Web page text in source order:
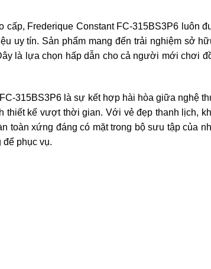
cấp, Frederique Constant FC-315BS3P6 luôn
uy tín. Sản phẩm mang đến trải nghiệm sở
là lựa chọn hấp dẫn cho cả người mới chơi
315BS3P6 là sự kết hợp hài hòa giữa nghệ
thiết kế vượt thời gian. Với vẻ đẹp thanh lịch,
toàn xứng đáng có mặt trong bộ sưu tập của
phục vụ.